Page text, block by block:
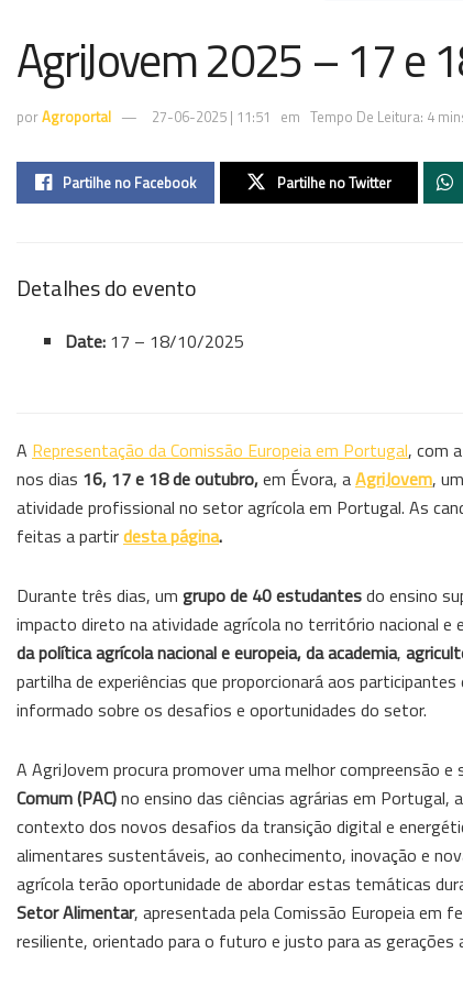
AgriJovem 2025 – 17 e
porAgroportal 27-06-2025 | 11:51 em Tempo De Leitura: 4
Partilhe no Facebook Partilhe no Twitter
Detalhes do evento
Date: 17 – 18/10/2025
A Representação da Comissão Europeia em Portugal, com
nos dias 16, 17 e 18 de outubro,em Évora, aAgriJovem,
atividade profissional no setor agrícola em Portugal. As
feitas a partirdesta página.
Durante três dias, um grupo de 40 estudantesdo ensino
impacto direto na atividade agrícola no território nacional
da política agrícola nacional e europeia, da academia,
partilha de experiências que proporcionará aos
informado sobre os desafios e oportunidades do setor.
A AgriJovem procura promover uma melhor compreensão
Comum(PAC)no ensino das ciências agrárias em Portugal,
contexto dos novos desafios da transição digital e
alimentares sustentáveis, ao conhecimento, inovação e
agrícola terão oportunidade de abordar estas temáticas
Setor Alimentar, apresentada pela Comissão Europeia
resiliente, orientado para o futuro e justo para as